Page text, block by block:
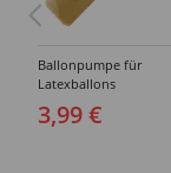
Ballonpumpe für
Latexballons
3,99 €